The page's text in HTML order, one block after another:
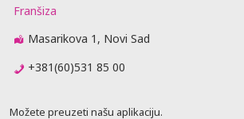
Franšiza
Masarikova 1, Novi Sad
+381(60)531 85 00
Možete preuzeti našu aplikaciju.